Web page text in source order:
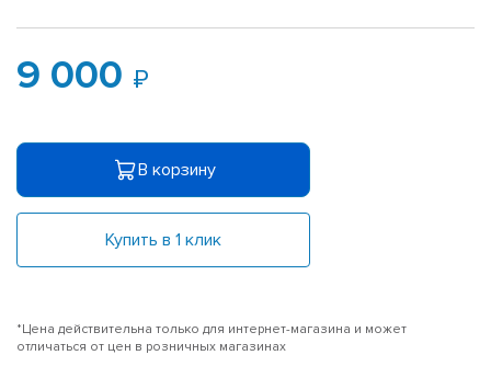
9 000
В корзину
Купить в 1 клик
*Цена действительна только для интернет-магазина и может
отличаться от цен в розничных магазинах